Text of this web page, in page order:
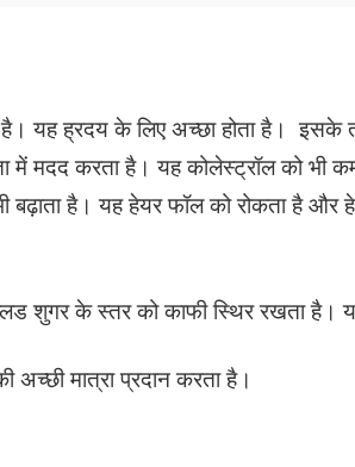
यह ह्रदय के लिए अच्छा होता है।
में मदद करता है। यह कोलेस्ट्रॉल को भी
बढ़ाता है। यह हेयर फॉल को रोकता है और
शुगर के स्तर को काफी स्थिर रखता है।
मात्रा प्रदान करता है।